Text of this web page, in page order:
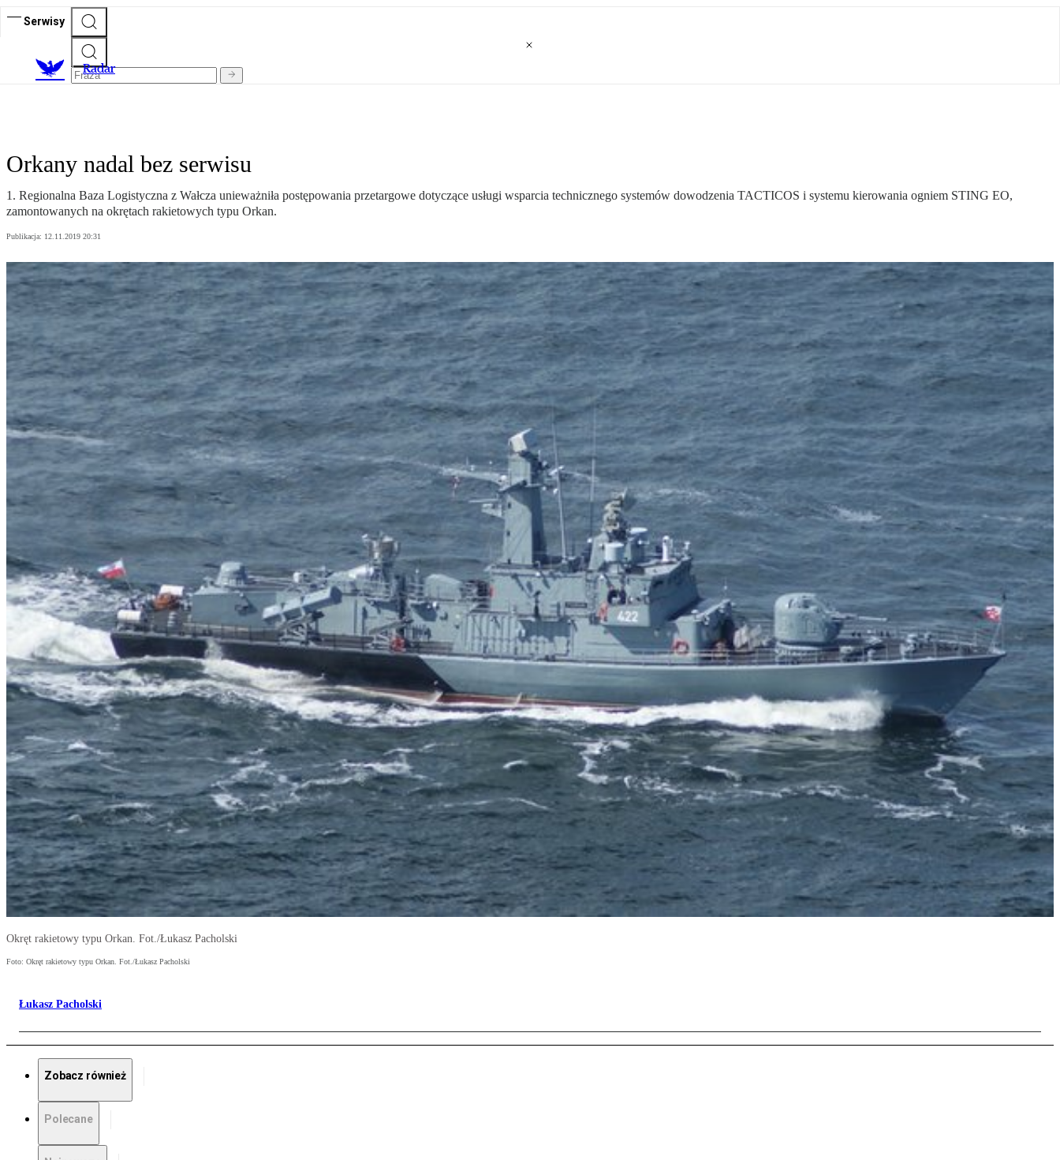
Serwisy
Radar
Orkany nadal bez serwisu
1. Regionalna Baza Logistyczna z Wałcza unieważniła postępowania przetargowe dotyczące usługi wsparcia technicznego systemów dowodzenia TACTICOS i systemu kierowania ogniem STING EO,
zamontowanych na okrętach rakietowych typu Orkan.
Publikacja: 12.11.2019 20:31
Okręt rakietowy typu Orkan. Fot./Łukasz Pacholski
Foto: Okręt rakietowy typu Orkan. Fot./Łukasz Pacholski
Łukasz Pacholski
Zobacz również
Polecane